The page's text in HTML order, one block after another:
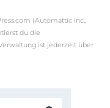
(Automattic Inc.,
du die
ist jederzeit über